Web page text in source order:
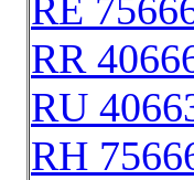
RE
RR
RU
RH